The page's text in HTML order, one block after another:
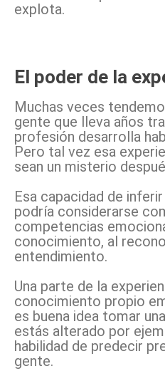
explota.
El poder de la
Muchas veces
gente que lleva años
profesión desarrolla
Pero tal vez esa
sean un misterio
Esa capacidad de
podría considerarse
competencias
conocimiento, al
entendimiento.
Una parte de la
conocimiento propio
es buena idea tomar
estás alterado por
habilidad de predecir
gente.